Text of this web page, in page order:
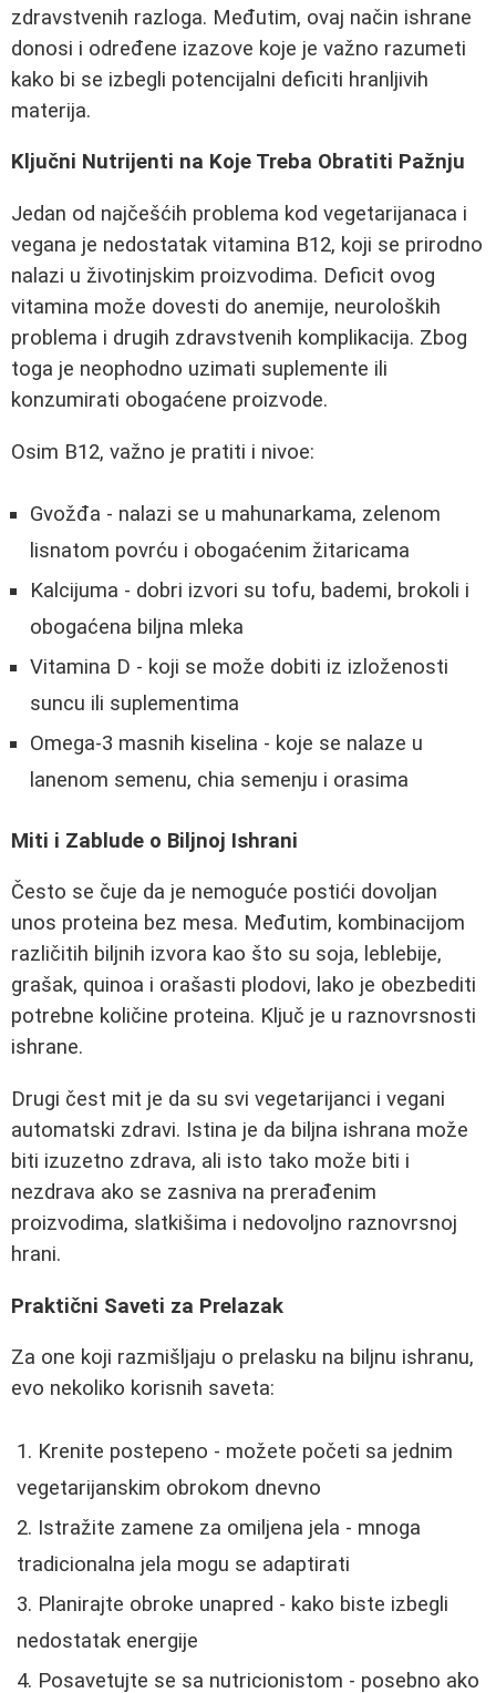
zdravstvenih razloga. Međutim, ovaj način ishrane
donosi i određene izazove koje je važno razumeti
kako bi se izbegli potencijalni deficiti hranljivih
materija.
Ključni Nutrijenti na Koje Treba Obratiti Pažnju
Jedan od najčešćih problema kod vegetarijanaca i
vegana je nedostatak vitamina B12, koji se prirodno
nalazi u životinjskim proizvodima. Deficit ovog
vitamina može dovesti do anemije, neuroloških
problema i drugih zdravstvenih komplikacija. Zbog
toga je neophodno uzimati suplemente ili
konzumirati obogaćene proizvode.
Osim B12, važno je pratiti i nivoe:
Gvožđa - nalazi se u mahunarkama, zelenom
lisnatom povrću i obogaćenim žitaricama
Kalcijuma - dobri izvori su tofu, bademi, brokoli i
obogaćena biljna mleka
Vitamina D - koji se može dobiti iz izloženosti
suncu ili suplementima
Omega-3 masnih kiselina - koje se nalaze u
lanenom semenu, chia semenju i orasima
Miti i Zablude o Biljnoj Ishrani
Često se čuje da je nemoguće postići dovoljan
unos proteina bez mesa. Međutim, kombinacijom
različitih biljnih izvora kao što su soja, leblebije,
grašak, quinoa i orašasti plodovi, lako je obezbediti
potrebne količine proteina. Ključ je u raznovrsnosti
ishrane.
Drugi čest mit je da su svi vegetarijanci i vegani
automatski zdravi. Istina je da biljna ishrana može
biti izuzetno zdrava, ali isto tako može biti i
nezdrava ako se zasniva na prerađenim
proizvodima, slatkišima i nedovoljno raznovrsnoj
hrani.
Praktični Saveti za Prelazak
Za one koji razmišljaju o prelasku na biljnu ishranu,
evo nekoliko korisnih saveta:
Krenite postepeno - možete početi sa jednim
vegetarijanskim obrokom dnevno
Istražite zamene za omiljena jela - mnoga
tradicionalna jela mogu se adaptirati
Planirajte obroke unapred - kako biste izbegli
nedostatak energije
Posavetujte se sa nutricionistom - posebno ako